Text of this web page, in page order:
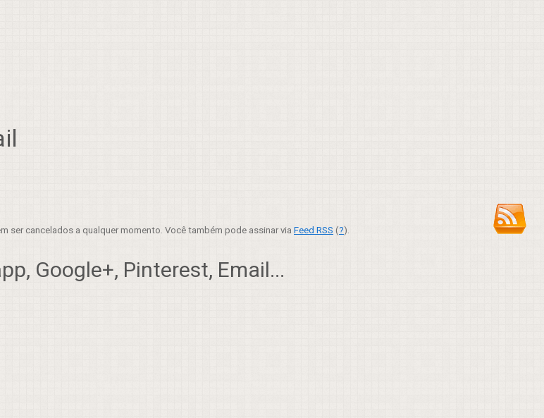
ser cancelados a qualquer momento. Você também pode assinar via Feed RSS (?).
Google+, Pinterest, Email...